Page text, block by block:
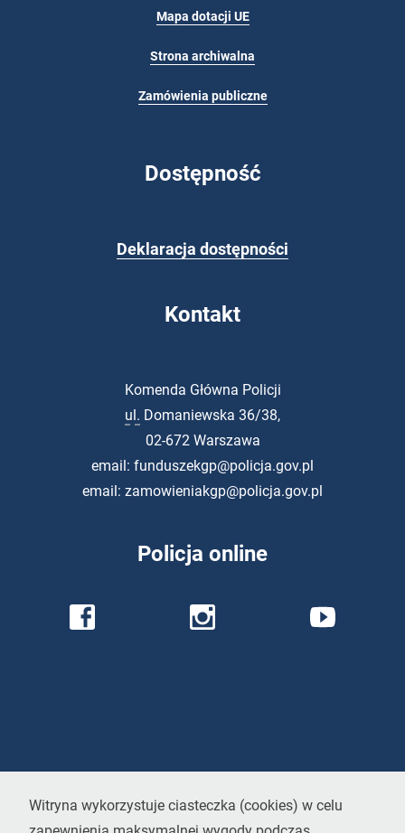
Mapa dotacji UE
Strona archiwalna
Zamówienia publiczne
Dostępność
Deklaracja dostępności
Kontakt
Komenda Główna Policji
ul. Domaniewska 36/38,
02-672 Warszawa
email: funduszekgp@policja.gov.pl
email: zamowieniakgp@policja.gov.pl
Policja online
Witryna wykorzystuje ciasteczka (cookies) w celu